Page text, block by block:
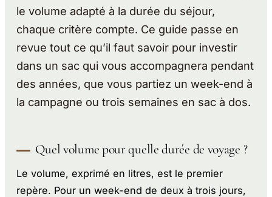
le volume adapté à la durée du séjour,
chaque critère compte. Ce guide passe en
revue tout ce qu’il faut savoir pour investir
dans un sac qui vous accompagnera pendant
des années, que vous partiez un week-end à
la campagne ou trois semaines en sac à dos.
Quel volume pour quelle durée de voyage ?
Le volume, exprimé en litres, est le premier
repère. Pour un week-end de deux à trois jours,